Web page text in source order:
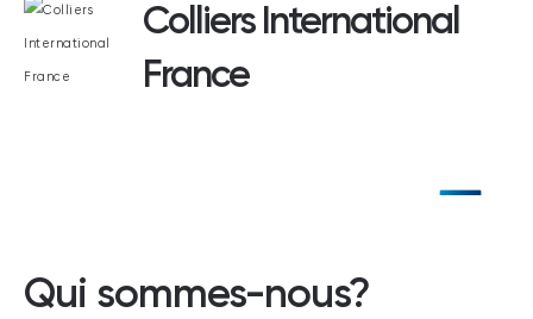
Colliers International
France
Qui sommes-nous?